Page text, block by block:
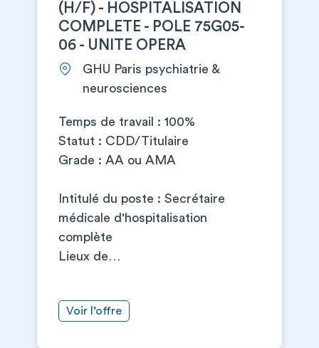
(H/F) - HOSPITALISATION
COMPLETE - POLE 75G05-
06 - UNITE OPERA
GHU Paris psychiatrie &
neurosciences
Temps de travail : 100%
Statut : CDD/Titulaire
Grade : AA ou AMA
Intitulé du poste : Secrétaire
médicale d'hospitalisation
complète
Lieux de…
Voir l’offre